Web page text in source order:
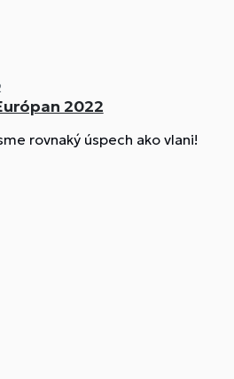
2022
rovnaký úspech ako vlani!